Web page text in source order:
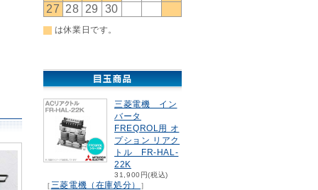
三菱電機 イン
バータ
FREQROL用 オ
プション リアク
トル FR-HAL-
22K
31,900円(税込)
［三菱電機（在庫処分） ］